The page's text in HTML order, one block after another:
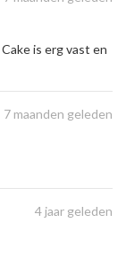
is erg vast en
7 maanden geleden
4 jaar geleden